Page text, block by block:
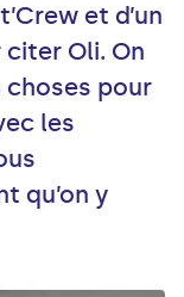
et d’un
citer Oli. On
pour
les
qu’on y